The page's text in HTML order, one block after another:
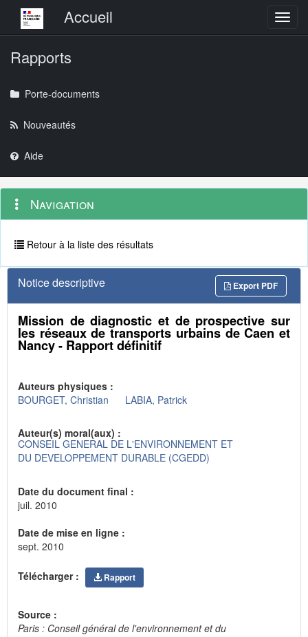
Menu principalAccueil
Rapports
Porte-documents
Nouveautés
Aide
Navigation
outils
Menu
contextuel
Navigation
Retour à la liste des résultats
Notice descriptive Export PDF
Mission de diagnostic et de prospective sur
les réseaux de transports urbains de Caen et
Nancy - Rapport définitif
Auteurs physiques :
BOURGET, Christian
LABIA, Patrick
Auteur(s) moral(aux) :
CONSEIL GENERAL DE L'ENVIRONNEMENT ET
DU DEVELOPPEMENT DURABLE (CGEDD)
Date du document final :
juil. 2010
Date de mise en ligne :
sept. 2010
Télécharger : Rapport
Source :
Paris : Conseil général de l'environnement et du